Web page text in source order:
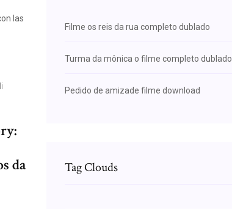
las
da
Filme os reis da rua completo dublado
Turma da mônica o filme completo dublado
Pedido de amizade filme download
Tag Clouds